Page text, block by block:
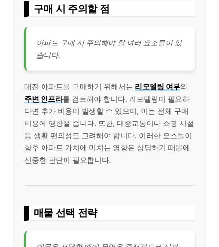
구매 시 주의할 점
아파트 구매 시 주의해야 할 여러 요소들이 있
습니다.
대진 아파트를 구매하기 위해서는 리모델링 여부와
주변 인프라를 검토해야 합니다. 리모델링이 필요하
다면 추가 비용이 발생할 수 있으며, 이는 전체 구매
비용에 영향을 줍니다. 또한, 대중교통이나 쇼핑 시설
등 생활 편의성도 고려해야 합니다. 이러한 요소들이
향후 아파트 가치에 미치는 영향은 상당하기 때문에
신중한 판단이 필요합니다.
매물 선택 전략